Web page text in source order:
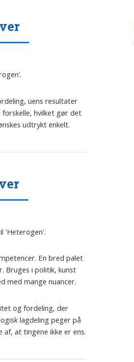
uens resultater
hvilket gør det
udtrykt enkelt.
'Heterogen'.
En bred palet
Bruges i politik, kunst
med mange nuancer.
og fordeling, der
lagdeling peger på
at tingene ikke er ens.